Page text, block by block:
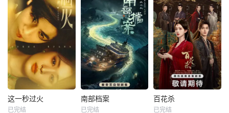
这一秒过火
已完结
南部档案
已完结
百花杀
已完结